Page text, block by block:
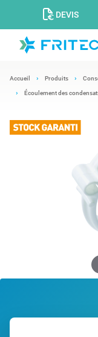
DEVIS
Accueil Produits
Écoulement des